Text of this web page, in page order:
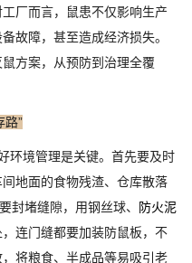
厂而言，鼠患不仅影响生产
故障，甚至造成经济损失。
方案，从预防到治理全覆
路”
环境管理是关键。首先要及时
地面的食物残渣、仓库散落
封堵缝隙，用钢丝球、
防火泥
连门缝都要加装防鼠板，不
将粮食、半成品等易吸引老